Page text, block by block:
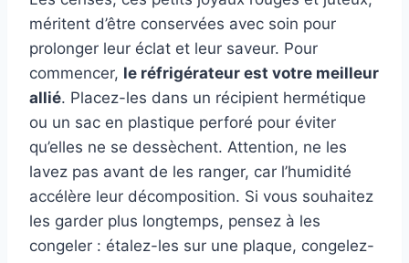
méritent d’être conservées avec soin pour
prolonger leur éclat et leur saveur. Pour
commencer, le réfrigérateur est votre meilleur
allié. Placez-les dans un récipient hermétique
ou un sac en plastique perforé pour éviter
qu’elles ne se dessèchent. Attention, ne les
lavez pas avant de les ranger, car l’humidité
accélère leur décomposition. Si vous souhaitez
les garder plus longtemps, pensez à les
congeler : étalez-les sur une plaque, congelez-